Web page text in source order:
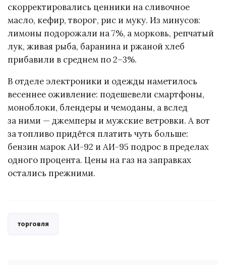
скорректировались ценники на сливочное
масло, кефир, творог, рис и муку. Из минусов:
лимоны подорожали на 7%, а морковь, репчатый
лук, живая рыба, баранина и ржаной хлеб
прибавили в среднем по 2–3%.
В отделе электроники и одежды наметилось
весеннее оживление: подешевели смартфоны,
моноблоки, блендеры и чемоданы, а вслед
за ними — джемперы и мужские ветровки. А вот
за топливо придётся платить чуть больше:
бензин марок АИ-92 и АИ-95 подрос в пределах
одного процента. Цены на газ на заправках
остались прежними.
торговля